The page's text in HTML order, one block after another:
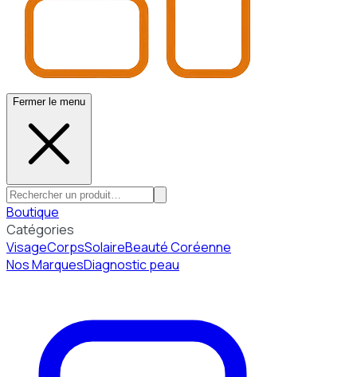
Fermer le menu
Boutique
Catégories
VisageCorpsSolaireBeauté Coréenne
Nos MarquesDiagnostic peau